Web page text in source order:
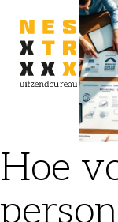
Hoe